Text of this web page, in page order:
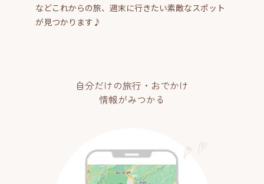
などこれからの旅、週末に行きたい素敵なスポット
が見つかります♪
自分だけの旅行・おでかけ
情報がみつかる